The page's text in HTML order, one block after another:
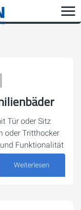
Tür oder Sitz
oder Tritthocker
Funktionalität
Weiterlesen